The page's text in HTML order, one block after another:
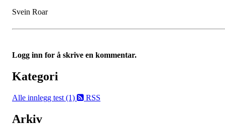
Svein Roar
Logg inn for å skrive en kommentar.
Kategori
Alle innlegg test (1) RSS
Arkiv